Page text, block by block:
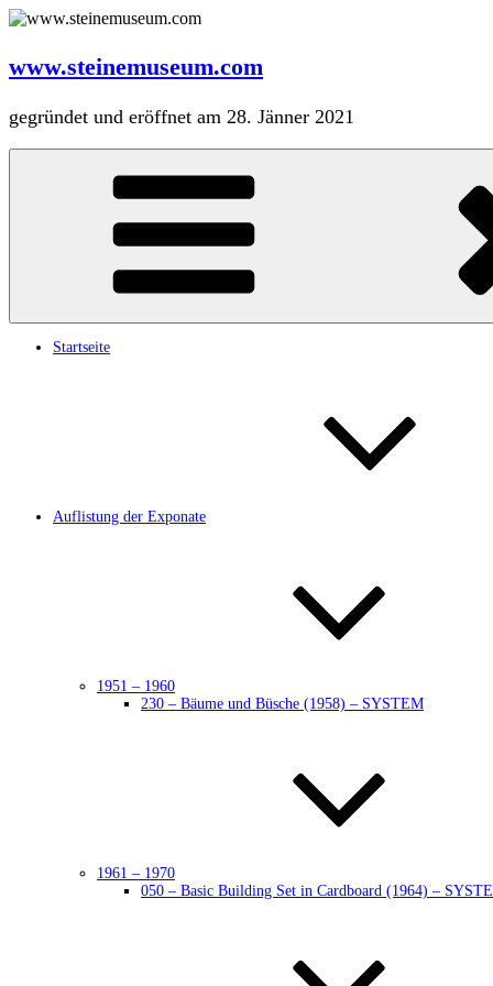
Zum
www.steinemuseum.com
gegründet und eröffnet am 28. Jänner 2021
Startseite
Auflistung der Exponate
1951 – 1960
230 – Bäume und Büsche (1958) – SYSTEM
1961 – 1970
050 – Basic Building Set in Cardboard (1964) –